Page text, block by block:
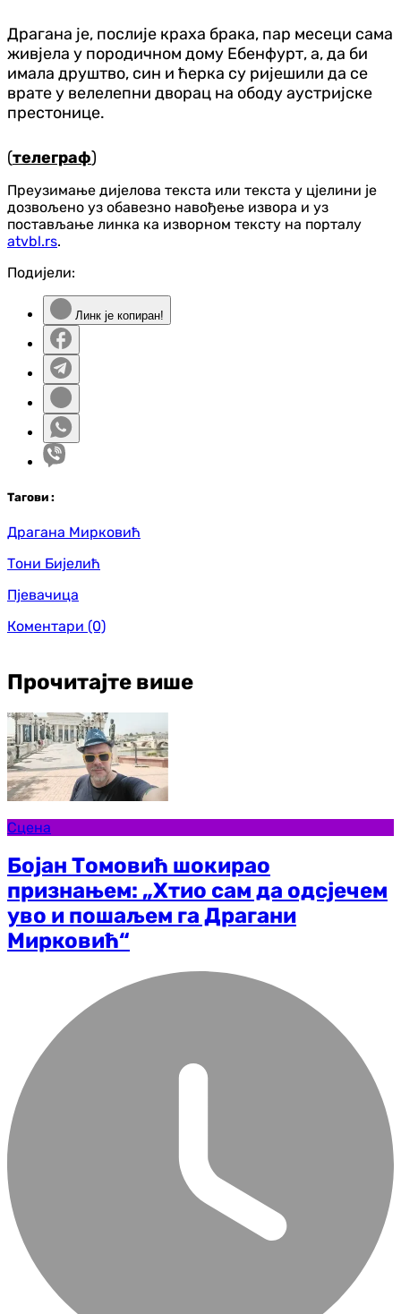
Драгана је, послије краха брака, пар месеци сама
живјела у породичном дому Ебенфурт, а, да би
имала друштво, син и ћерка су ријешили да се
врате у велелепни дворац на ободу аустријске
престонице.
(телеграф)
Преузимање дијелова текста или текста у цјелини је
дозвољено уз обавезно навођење извора и уз
постављање линка ка изворном тексту на порталу
atvbl.rs.
Подијели:
Линк је копиран!
Тагови :
Драгана Мирковић
Тони Бијелић
Пјевачица
Коментари (0)
Прочитајте више
Сцена
Бојан Томовић шокирао
признањем: „Хтио сам да одсјечем
уво и пошаљем га Драгани
Мирковић“